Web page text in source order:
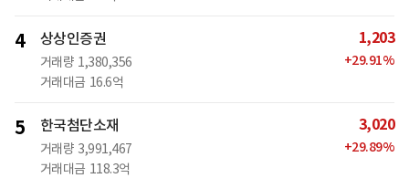
4 상상인증권
거래량 1,380,356
거래대금 16.6억
1,203
+29.91%
5 한국첨단소재
거래량 3,991,467
거래대금 118.3억
3,020
+29.89%